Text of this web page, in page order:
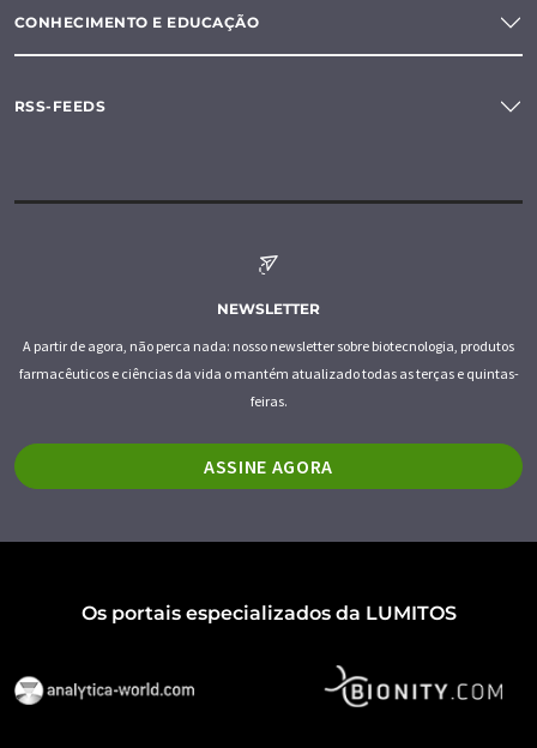
CONHECIMENTO E EDUCAÇÃO
RSS-FEEDS
NEWSLETTER
A partir de agora, não perca nada: nosso newsletter sobre biotecnologia, produtos
farmacêuticos e ciências da vida o mantém atualizado todas as terças e quintas-
feiras.
ASSINE AGORA
Os portais especializados da LUMITOS